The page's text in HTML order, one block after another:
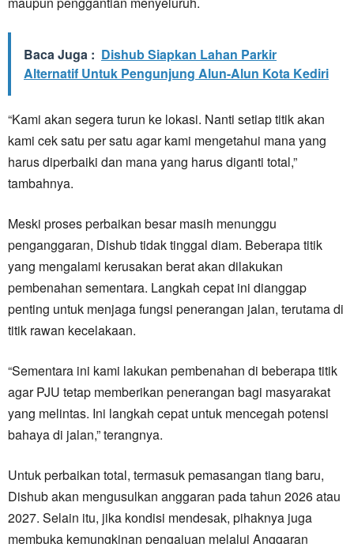
Baca Juga : Dishub Siapkan Lahan Parkir
Alternatif Untuk Pengunjung Alun-Alun Kota Kediri
“Kami akan segera turun ke lokasi. Nanti setiap titik akan
kami cek satu per satu agar kami mengetahui mana yang
harus diperbaiki dan mana yang harus diganti total,”
tambahnya.
Meski proses perbaikan besar masih menunggu
penganggaran, Dishub tidak tinggal diam. Beberapa titik
yang mengalami kerusakan berat akan dilakukan
pembenahan sementara. Langkah cepat ini dianggap
penting untuk menjaga fungsi penerangan jalan, terutama di
titik rawan kecelakaan.
“Sementara ini kami lakukan pembenahan di beberapa titik
agar PJU tetap memberikan penerangan bagi masyarakat
yang melintas. Ini langkah cepat untuk mencegah potensi
bahaya di jalan,” terangnya.
Untuk perbaikan total, termasuk pemasangan tiang baru,
Dishub akan mengusulkan anggaran pada tahun 2026 atau
2027. Selain itu, jika kondisi mendesak, pihaknya juga
membuka kemungkinan pengajuan melalui Anggaran